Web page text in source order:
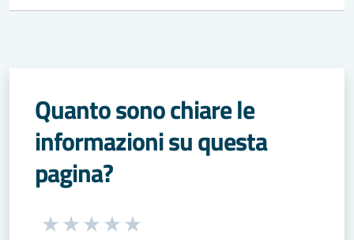
Quanto sono chiare le
informazioni su questa
pagina?
Seleziona una valutazione da 1 a 5 stelle